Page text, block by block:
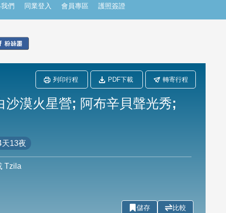
們 同業登入 會員專區 護照簽證
列印行程 PDF下載 轉寄行程
沙漠火星營; 阿布辛貝聲光秀;
天13夜
Tzila
儲存 比較